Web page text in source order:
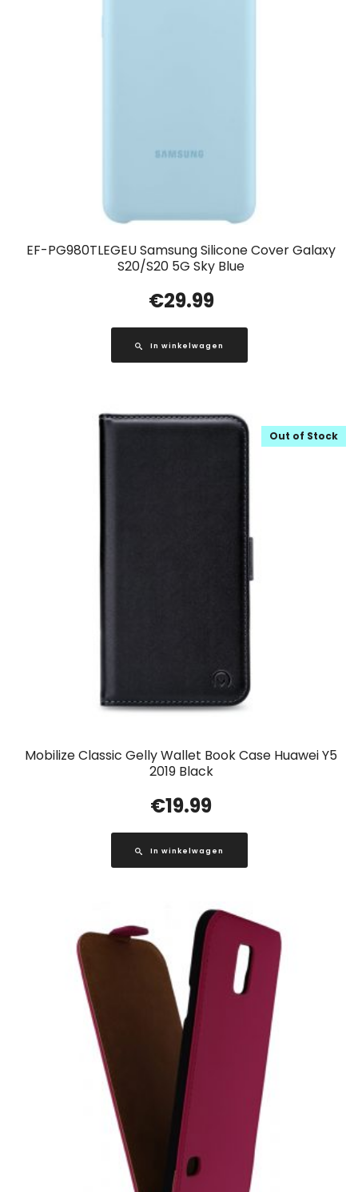
EF-PG980TLEGEU Samsung Silicone Cover Galaxy
S20/S20 5G Sky Blue
€29.99
In winkelwagen
Mobilize Classic Gelly Wallet Book Case Huawei Y5
2019 Black
Out of Stock
€19.99
In winkelwagen